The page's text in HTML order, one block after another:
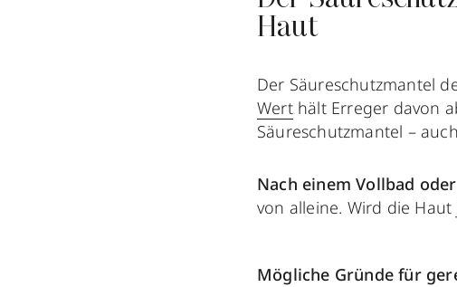
Haut
Der Säureschutzmantel
Werthält Erreger davon
Säureschutzmantel –
Nach einem Vollbad
von alleine. Wird die
Mögliche Gründe für